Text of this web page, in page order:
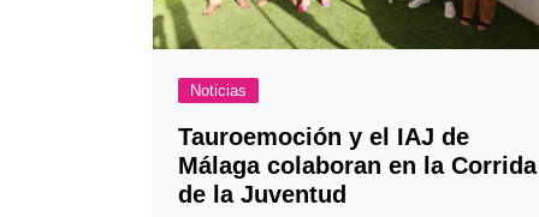
Noticias
Tauroemoción y el IAJ de
Málaga colaboran en la Corrida
de la Juventud